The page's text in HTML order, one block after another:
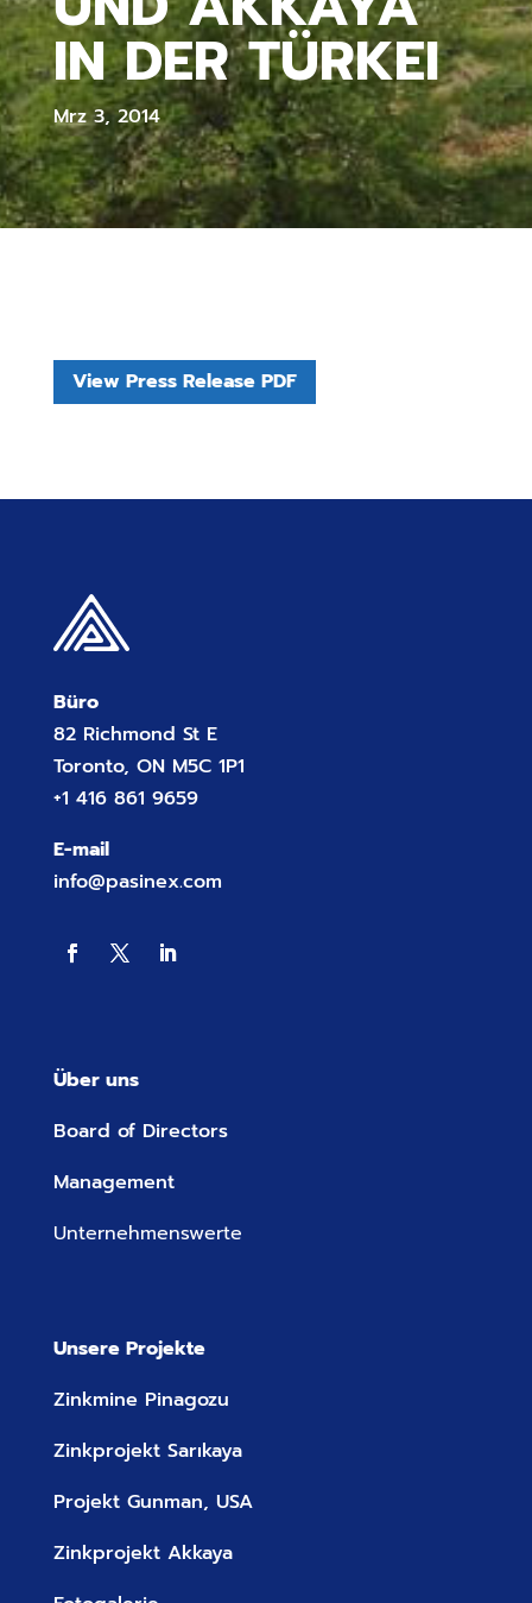
IN DER TÜRKEI
Mrz 3, 2014
View Press Release PDF
Büro
82 Richmond St E
Toronto, ON M5C 1P1
+1 416 861 9659
E-mail
info@pasinex.com
Über uns
Board of Directors
Management
Unternehmenswerte
Unsere Projekte
Zinkmine Pinagozu
Zinkprojekt Sarıkaya
Projekt Gunman, USA
Zinkprojekt Akkaya